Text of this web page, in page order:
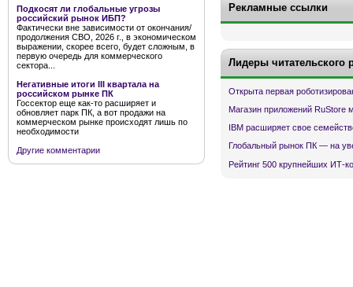
Подкосят ли глобальные угрозы
российский рынок ИБП?
Фактически вне зависимости от окончания/
продолжения СВО, 2026 г., в экономическом
выражении, скорее всего, будет сложным, в
первую очередь для коммерческого
сектора...
Негативные итоги III квартала на
российском рынке ПК
Госсектор еще как-то расширяет и
обновляет парк ПК, а вот продажи на
коммерческом рынке происходят лишь по
необходимости
Другие комментарии
Рекламные ссылки
Лидеры читательского
Открыта первая
Магазин приложений RuStore
IBM расширяет свое
Глобальный рынок ПК — на
Рейтинг 500 крупнейших ИТ-